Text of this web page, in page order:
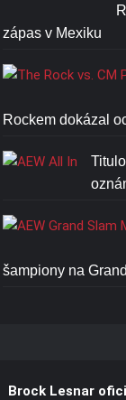
zápas v Mexiku
Rockem dokázal
šampiony na
Brock Lesnar